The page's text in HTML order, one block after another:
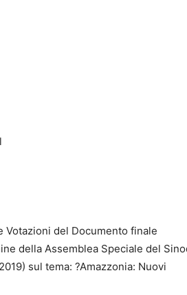
del Documento finale
della Assemblea Speciale del
sul tema: ?Amazzonia: Nuovi